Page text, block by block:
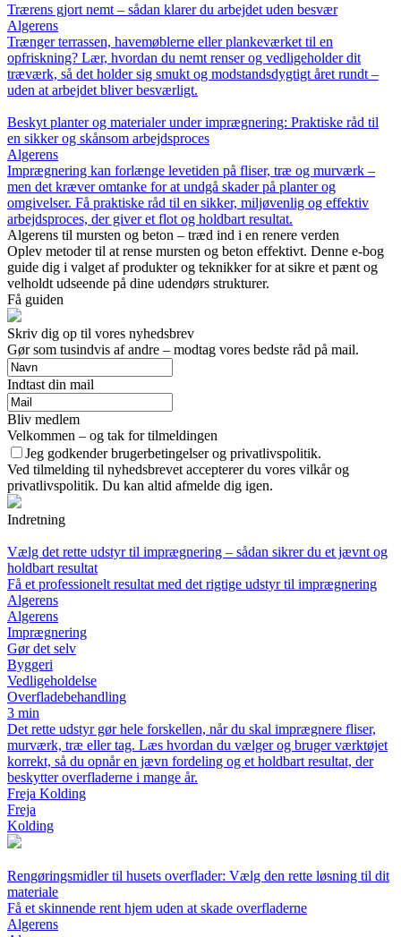
Trærens gjort nemt – sådan klarer du arbejdet uden besvær
Algerens
Trænger terrassen, havemøblerne eller plankeværket til en
opfriskning? Lær, hvordan du nemt renser og vedligeholder dit
træværk, så det holder sig smukt og modstandsdygtigt året rundt –
uden at arbejdet bliver besværligt.
Beskyt planter og materialer under imprægnering: Praktiske råd til
en sikker og skånsom arbejdsproces
Algerens
Imprægnering kan forlænge levetiden på fliser, træ og murværk –
men det kræver omtanke for at undgå skader på planter og
omgivelser. Få praktiske råd til en sikker, miljøvenlig og effektiv
arbejdsproces, der giver et flot og holdbart resultat.
Algerens til mursten og beton – træd ind i en renere verden
Oplev metoder til at rense mursten og beton effektivt. Denne e-bog
guide dig i valget af produkter og teknikker for at sikre et pænt og
velholdt udseende på dine udendørs strukturer.
Få guiden
Skriv dig op til vores nyhedsbrev
Gør som tusindvis af andre – modtag vores bedste råd på mail.
Indtast din mail
Bliv medlem
Velkommen – og tak for tilmeldingen
Jeg godkender brugerbetingelser og privatlivspolitik.
Ved tilmelding til nyhedsbrevet accepterer du vores vilkår og
privatlivspolitik. Du kan altid afmelde dig igen.
Indretning
Vælg det rette udstyr til imprægnering – sådan sikrer du et jævnt og
holdbart resultat
Få et professionelt resultat med det rigtige udstyr til imprægnering
Algerens
Algerens
Imprægnering
Gør det selv
Byggeri
Vedligeholdelse
Overfladebehandling
3 min
Det rette udstyr gør hele forskellen, når du skal imprægnere fliser,
murværk, træ eller tag. Læs hvordan du vælger og bruger værktøjet
korrekt, så du opnår en jævn fordeling og et holdbart resultat, der
beskytter overfladerne i mange år.
Freja Kolding
Freja
Kolding
Rengøringsmidler til husets overflader: Vælg den rette løsning til dit
materiale
Få et skinnende rent hjem uden at skade overfladerne
Algerens